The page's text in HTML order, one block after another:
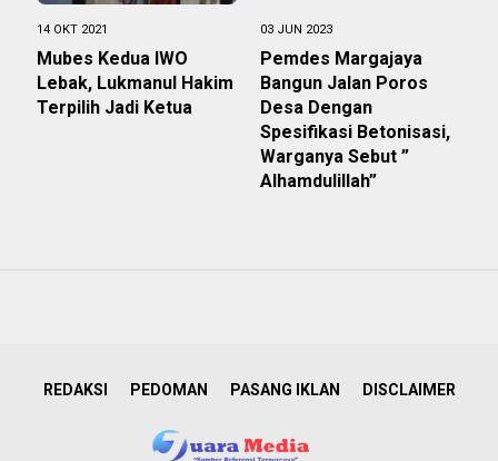
14 OKT 2021
Mubes Kedua IWO
Lebak, Lukmanul Hakim
Terpilih Jadi Ketua
03 JUN 2023
Pemdes Margajaya
Bangun Jalan Poros
Desa Dengan
Spesifikasi Betonisasi,
Warganya Sebut ”
Alhamdulillah”
REDAKSI PEDOMAN PASANG IKLAN DISCLAIMER